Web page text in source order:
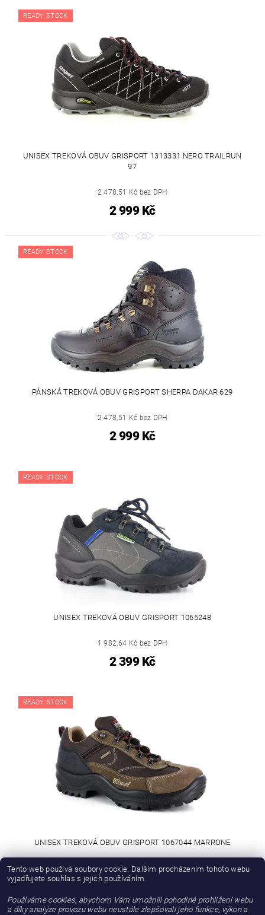
READY STOCK
UNISEX TREKOVÁ OBUV GRISPORT 1313331 NERO TRAILRUN
97
2 478,51 Kč bez DPH
2 999 Kč
READY STOCK
PÁNSKÁ TREKOVÁ OBUV GRISPORT SHERPA DAKAR 629
2 478,51 Kč bez DPH
2 999 Kč
READY STOCK
UNISEX TREKOVÁ OBUV GRISPORT 1065248
1 982,64 Kč bez DPH
2 399 Kč
READY STOCK
UNISEX TREKOVÁ OBUV GRISPORT 1067044 MARRONE
1 982,64 Kč bez DPH
Tento web používá soubory cookie. Dalším procházením tohoto webu
vyjadřujete souhlas s jejich používáním.
Používáme cookies, abychom Vám umožnili pohodlné prohlížení webu
a díky analýze provozu webu neustále zlepšovali jeho funkce, výkon a